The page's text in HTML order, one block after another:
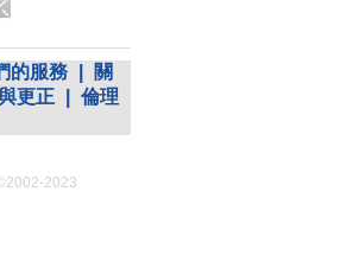
的服務
關
更正
倫理
2023